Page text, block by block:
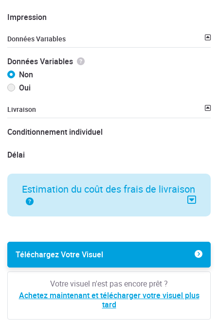
Impression
Données Variables
Données Variables
Non
Oui
Livraison
Conditionnement individuel
Délai
Estimation du coût des frais de livraison
Téléchargez Votre Visuel
Votre visuel n'est pas encore prêt ?
Achetez maintenant et télécharger votre visuel plus
tard